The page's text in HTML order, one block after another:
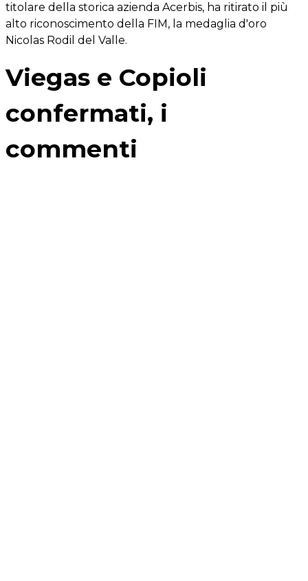
titolare della storica azienda Acerbis, ha ritirato il più
alto riconoscimento della FIM, la medaglia d'oro
Nicolas Rodil del Valle.
Viegas e Copioli
confermati, i
commenti